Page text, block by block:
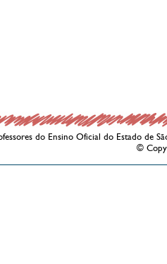
do Ensino Oficial do Estado de
©